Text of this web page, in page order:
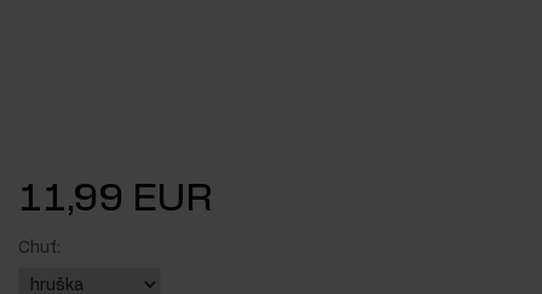
11,99 EUR
Chuť: